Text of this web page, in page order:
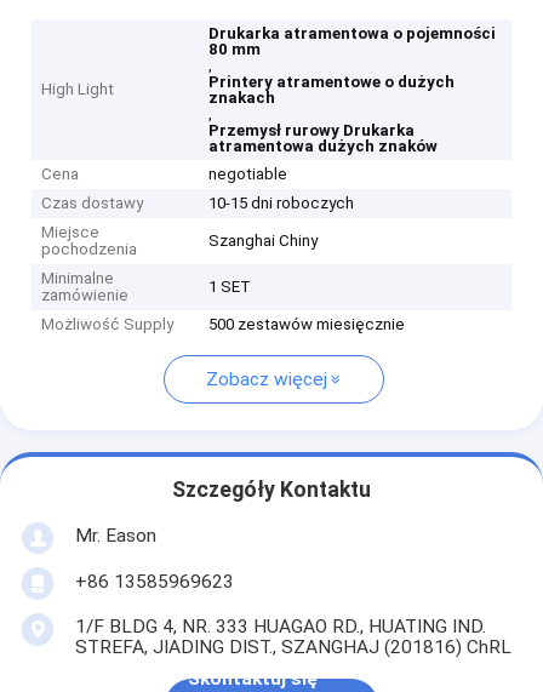
High Light
Drukarka atramentowa o pojemności
80 mm
,
Printery atramentowe o dużych
znakach
,
Przemysł rurowy Drukarka
atramentowa dużych znaków
Cena
negotiable
Czas dostawy
10-15 dni roboczych
Miejsce
pochodzenia
Szanghai Chiny
Minimalne
zamówienie
1 SET
Możliwość Supply 500 zestawów miesięcznie
Zobacz więcej
Szczegóły Kontaktu
Mr. Eason
+86 13585969623
1/F BLDG 4, NR. 333 HUAGAO RD., HUATING IND.
STREFA, JIADING DIST., SZANGHAJ (201816) ChRL
Skontaktuj się